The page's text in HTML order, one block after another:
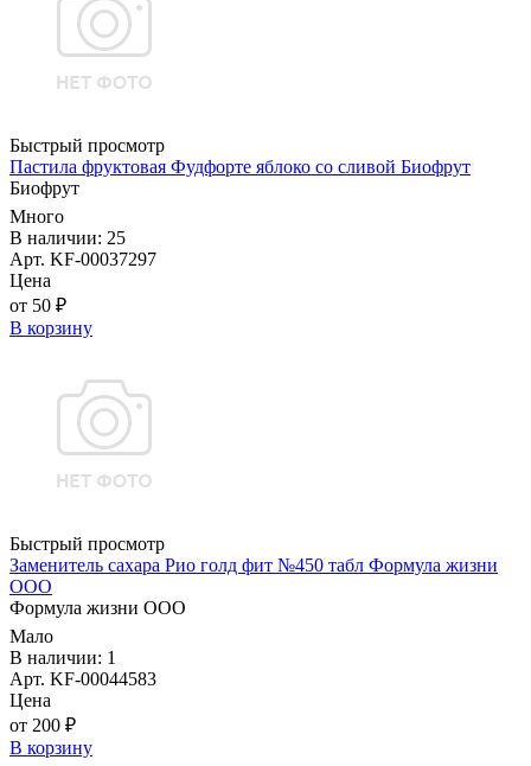
Быстрый просмотр
Пастила фруктовая Фудфорте яблоко со сливой Биофрут
Биофрут
Много
В наличии: 25
Арт. KF-00037297
Цена
от 50 ₽
В корзину
Быстрый просмотр
Заменитель сахара Рио голд фит №450 табл Формула жизни
ООО
Формула жизни ООО
Мало
В наличии: 1
Арт. KF-00044583
Цена
от 200 ₽
В корзину